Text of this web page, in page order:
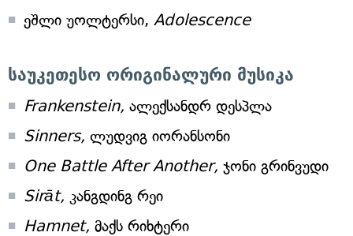
ეშლი უოლტერსი, Adolescence
საუკეთესო ორიგინალური მუსიკა
Frankenstein, ალექსანდრ დესპლა
Sinners, ლუდვიგ იორანსონი
One Battle After Another, ჯონი გრინვუდი
Sirāt, კანგდინგ რეი
Hamnet, მაქს რიხტერი